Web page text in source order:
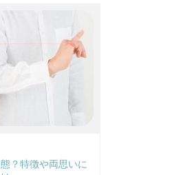
？特徴や両思いに